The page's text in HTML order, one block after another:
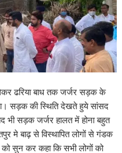
ढरिया बाध तक जर्जर सड़क के
सड़क की स्थिति देखते हुये सांसद
भी सड़क जर्जर हालत में होना बहुत
मे बाढ़ से विस्थापित लोगों से गंडक
सुन कर कहा कि सभी लोगों को